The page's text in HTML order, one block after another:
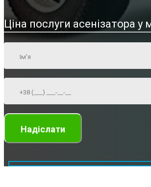
Ціна послуги асенізатора